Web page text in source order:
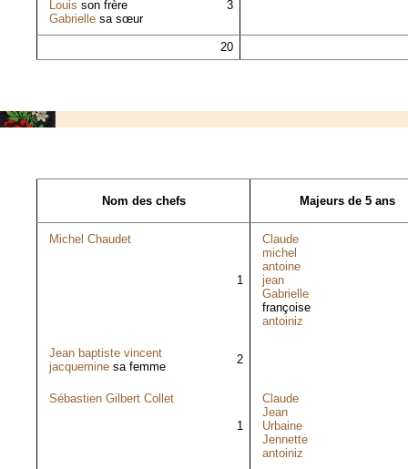
Louis son frère
Gabrielle sa sœur
3
20
Nom des chefs Majeurs de 5 ans
Michel Chaudet
1
Claude
michel
antoine
jean
Gabrielle
françoise
antoiniz
Jean baptiste vincent
jacquemine sa femme
2
Sébastien Gilbert Collet
1
Claude
Jean
Urbaine
Jennette
antoiniz